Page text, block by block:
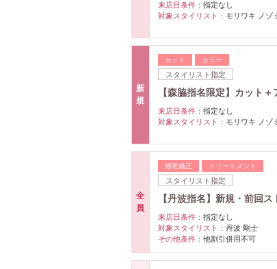
来店日条件： 指定なし
対象スタイリスト： モリワキ ノゾ
新
規
カット カラー
スタイリスト指定
【森脇指名限定】カット
来店日条件： 指定なし
対象スタイリスト： モリワキ ノゾ
全
員
縮毛矯正 トリートメント
スタイリスト指定
【丹波指名】新規・前回
来店日条件： 指定なし
対象スタイリスト： 丹波 剛士
その他条件： 他割引併用不可